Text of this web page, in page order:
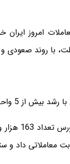
امروز
با روند صعودی و
به پله 963 واحدی صعود کرد.